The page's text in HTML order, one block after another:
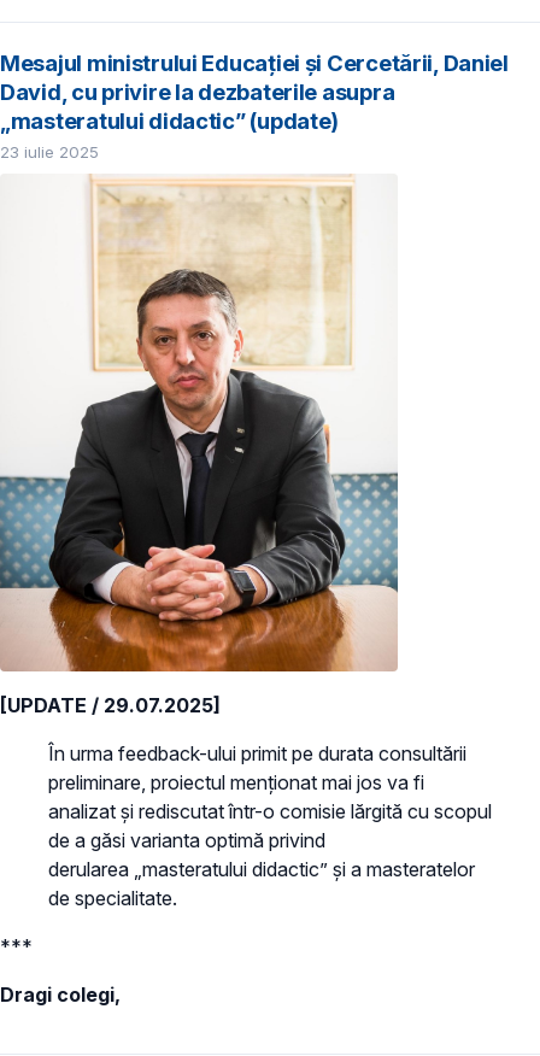
Mesajul ministrului Educației și Cercetării, Daniel
David, cu privire la dezbaterile asupra
„masteratului didactic” (update)
23 iulie 2025
[UPDATE / 29.07.2025]
În urma feedback-ului primit pe durata consultării
preliminare, proiectul menționat mai jos va fi
analizat și rediscutat într-o comisie lărgită cu scopul
de a găsi varianta optimă privind
derularea „masteratului didactic” și a masteratelor
de specialitate.
***
Dragi colegi,